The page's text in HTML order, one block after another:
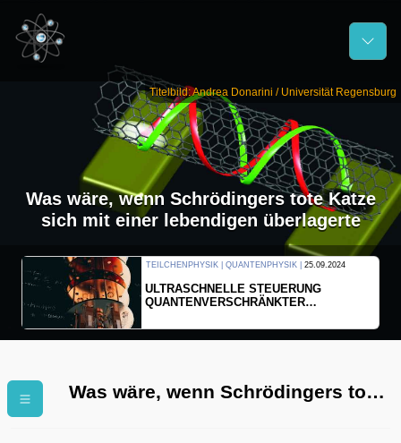
Titelbild: Andrea Donarini / Universität Regensburg
Was wäre, wenn Schrödingers tote Katze
sich mit einer lebendigen überlagerte
THERMODYNAMIK | WELLENLEHRE |
FORSCHER ERZEUGEN
EINDIMENSIONALES GAS AUS
Was wäre, wenn Schrödingers tote